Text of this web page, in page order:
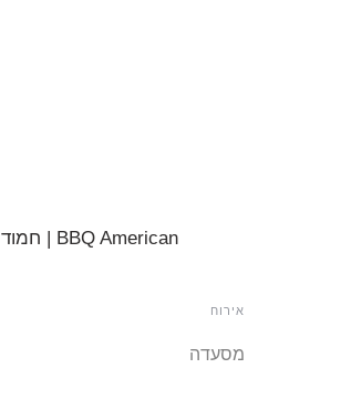
אירוח
מסעדה
BBQ American | חמוד שקיר | מסעדת בשרים | ברביקיו אמריקאי | מסעדת בשרים במסעדה